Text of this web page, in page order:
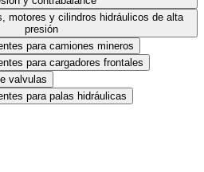
motores y cilindros hidráulicos de alta
presión
para camiones mineros
para cargadores frontales
valvulas
para palas hidráulicas